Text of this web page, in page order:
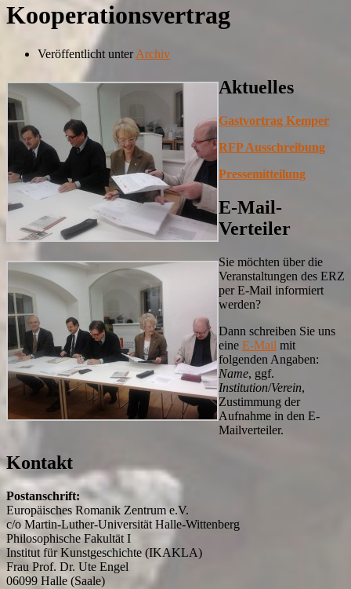
Kooperationsvertrag
Veröffentlicht unterArchiv
Aktuelles
Gastvortrag Kemper
RFP Ausschreibung
Pressemitteilung
E-Mail-
Verteiler
Sie möchten über die
Veranstaltungen des ERZ
per E-Mail informiert
werden?
Dann schreiben Sie uns
eine E-Mail mit
folgenden Angaben:
Name, ggf.
Institution/Verein,
Zustimmung der
Aufnahme in den E-
Mailverteiler.
Kontakt
Postanschrift:
Europäisches Romanik Zentrum e.V.
c/o Martin-Luther-Universität Halle-Wittenberg
Philosophische Fakultät I
Institut für Kunstgeschichte (IKAKLA)
Frau Prof. Dr. Ute Engel
06099 Halle (Saale)